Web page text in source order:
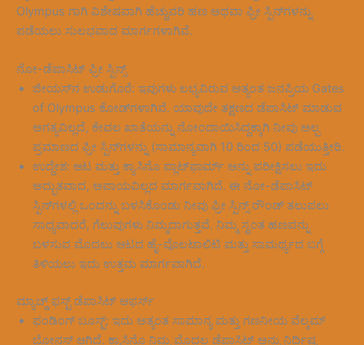
Olympus ಗಾಗಿ ವಿಶೇಷವಾಗಿ ಹೆಚ್ಚುವರಿ ಹಣ ಅಥವಾ ಫ್ರೀ ಸ್ಪಿನ್‌ಗಳನ್ನು
ಪಡೆಯಲು ಸುಲಭವಾದ ಮಾರ್ಗಗಳಾಗಿವೆ.
ನೋ-ಡೆಪಾಸಿಟ್ ಫ್ರೀ ಸ್ಪಿನ್ಸ್
ಜೀಯಸ್‌ನ ಉಡುಗೊರೆ: ಇವುಗಳು ಲಭ್ಯವಿರುವ ಅತ್ಯಂತ ಜನಪ್ರಿಯ Gates
of Olympus ಕೋಡ್‌ಗಳಾಗಿವೆ. ಯಾವುದೇ ತಕ್ಷಣದ ಡೆಪಾಸಿಟ್ ಮಾಡುವ
ಅಗತ್ಯವಿಲ್ಲದೆ, ಕೇವಲ ಖಾತೆಯನ್ನು ನೋಂದಾಯಿಸಿದ್ದಕ್ಕಾಗಿ ನೀವು ಅಲ್ಪ
ಪ್ರಮಾಣದ ಫ್ರೀ ಸ್ಪಿನ್‌ಗಳನ್ನು (ಸಾಮಾನ್ಯವಾಗಿ 10 ರಿಂದ 50) ಪಡೆಯುತ್ತೀರಿ.
ಉದ್ದೇಶ: ಆಟ ಮತ್ತು ಕ್ಯಾಸಿನೊ ಪ್ಲಾಟ್‌ಫಾರ್ಮ್ ಅನ್ನು ಪರೀಕ್ಷಿಸಲು ಇದು
ಅದ್ಭುತವಾದ, ಅಪಾಯವಿಲ್ಲದ ಮಾರ್ಗವಾಗಿದೆ. ಈ ನೋ-ಡೆಪಾಸಿಟ್
ಸ್ಪಿನ್‌ಗಳಲ್ಲಿ ಒಂದನ್ನು ಬಳಸಿಕೊಂಡು ನೀವು ಫ್ರೀ ಸ್ಪಿನ್ಸ್ ರೌಂಡ್ ತಲುಪಲು
ಸಾಧ್ಯವಾದರೆ, ಗೆಲುವುಗಳು ನಿಮ್ಮದಾಗುತ್ತವೆ. ನಿಮ್ಮ ಸ್ವಂತ ಹಣವನ್ನು
ಬಳಸುವ ಮೊದಲು ಆಟದ ಹೈ-ವೊಲಟಾಲಿಟಿ ಮತ್ತು ಸಾಮರ್ಥ್ಯದ ಬಗ್ಗೆ
ತಿಳಿಯಲು ಇದು ಉತ್ತಮ ಮಾರ್ಗವಾಗಿದೆ.
ಮ್ಯಾಚ್ಡ್ ಫಸ್ಟ್ ಡೆಪಾಸಿಟ್ ಆಫರ್ಸ್
ಫಂಡಿಂಗ್ ಬೂಸ್ಟ್: ಇದು ಅತ್ಯಂತ ಸಾಮಾನ್ಯ ಮತ್ತು ಗಣನೀಯ ವೆಲ್ಕಮ್
ಬೋನಸ್ ಆಗಿದೆ. ಕ್ಯಾಸಿನೊ ನಿಮ್ಮ ಮೊದಲ ಡೆಪಾಸಿಟ್ ಅನ್ನು ನಿರ್ದಿಷ್ಟ